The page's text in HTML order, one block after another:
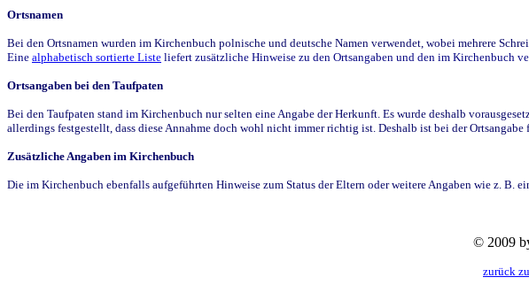
Ortsnamen
Bei den Ortsnamen wurden im Kirchenbuch polnische und deutsche Namen verwendet, wobei mehrere
Eine alphabetisch sortierte Liste liefert zusätzliche Hinweise zu den Ortsangaben und den im Kirchenbuch
Ortsangaben bei den Taufpaten
Bei den Taufpaten stand im Kirchenbuch nur selten eine Angabe der Herkunft. Es wurde deshalb
allerdings festgestellt, dass diese Annahme doch wohl nicht immer richtig ist. Deshalb ist bei der
Zusätzliche Angaben im Kirchenbuch
Die im Kirchenbuch ebenfalls aufgeführten Hinweise zum Status der Eltern oder weitere Angaben wie z. B.
© 2009
zurück